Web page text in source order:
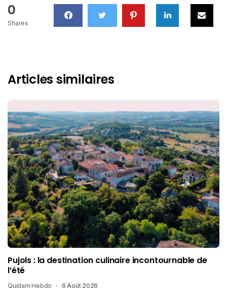
0
Shares
Articles similaires
Pujols : la destination culinaire incontournable de
l’été
Quidam Hebdo 6 Août 2026